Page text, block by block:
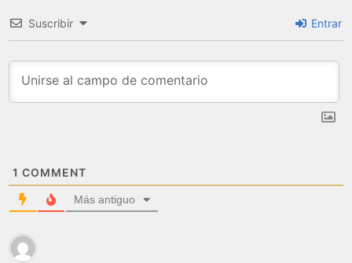
Suscribir Entrar
1 COMMENT
Más antiguo